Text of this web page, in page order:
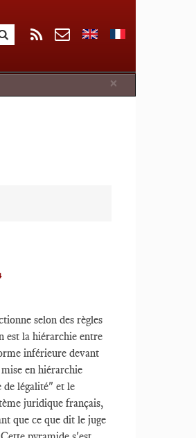
×
selon des règles
est la hiérarchie entre
inférieure devant
en hiérarchie
légalité" et le
juridique français,
que ce que dit le juge